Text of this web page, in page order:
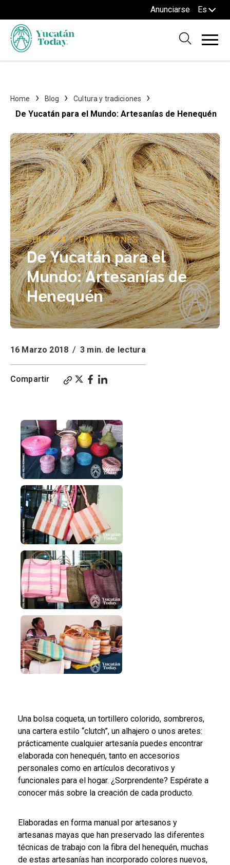
Anunciarse Es
Home Blog Cultura y tradiciones
De Yucatán para el Mundo: Artesanías de Henequén
CULTURA Y TRADICIONES
De Yucatán para el
Mundo: Artesanías de
Henequén
16 Marzo 2018 / 3 min. de lectura
Compartir
Una bolsa coqueta, un tortillero colorido, sombreros,
una cartera estilo “clutch”, un alhajero o unos aretes:
prácticamente cualquier artesanía puedes encontrar
elaborada con henequén, tanto en accesorios
personales como en artículos decorativos y
funcionales para el hogar. ¿Sorprendente? Espérate a
conocer más sobre la creación de cada producto.
Elaboradas en forma manual por artesanos y
artesanas mayas que han preservado las diferentes
técnicas de trabajo con la fibra del henequén, muchas
de estas artesanías han incorporado colores nuevos,